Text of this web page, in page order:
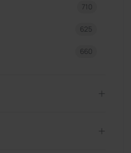
710
625
660